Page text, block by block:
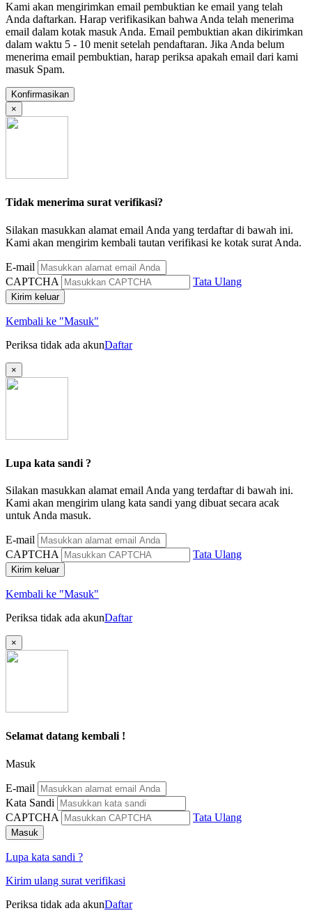
Kami akan mengirimkan email pembuktian ke email yang telah
Anda daftarkan. Harap verifikasikan bahwa Anda telah menerima
email dalam kotak masuk Anda. Email pembuktian akan dikirimkan
dalam waktu 5 - 10 menit setelah pendaftaran. Jika Anda belum
menerima email pembuktian, harap periksa apakah email dari kami
masuk Spam.
Konfirmasikan
×
Tidak menerima surat verifikasi?
Silakan masukkan alamat email Anda yang terdaftar di bawah ini.
Kami akan mengirim kembali tautan verifikasi ke kotak surat Anda.
E-mail
CAPTCHA
Tata Ulang
Kirim keluar
Kembali ke "Masuk"
Periksa tidak ada akunDaftar
×
Lupa kata sandi ?
Silakan masukkan alamat email Anda yang terdaftar di bawah ini.
Kami akan mengirim ulang kata sandi yang dibuat secara acak
untuk Anda masuk.
E-mail
CAPTCHA
Tata Ulang
Kirim keluar
Kembali ke "Masuk"
Periksa tidak ada akunDaftar
×
Selamat datang kembali !
Masuk
E-mail
Kata Sandi
CAPTCHA
Tata Ulang
Masuk
Lupa kata sandi ?
Kirim ulang surat verifikasi
Periksa tidak ada akunDaftar